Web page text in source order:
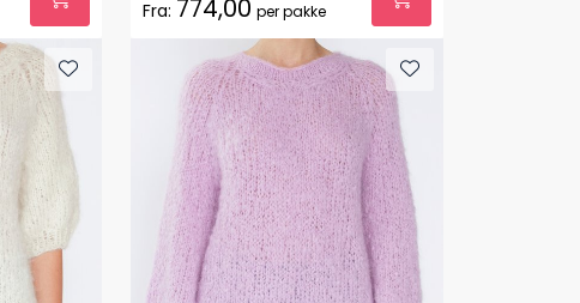
Fra: 774,00 per pakke